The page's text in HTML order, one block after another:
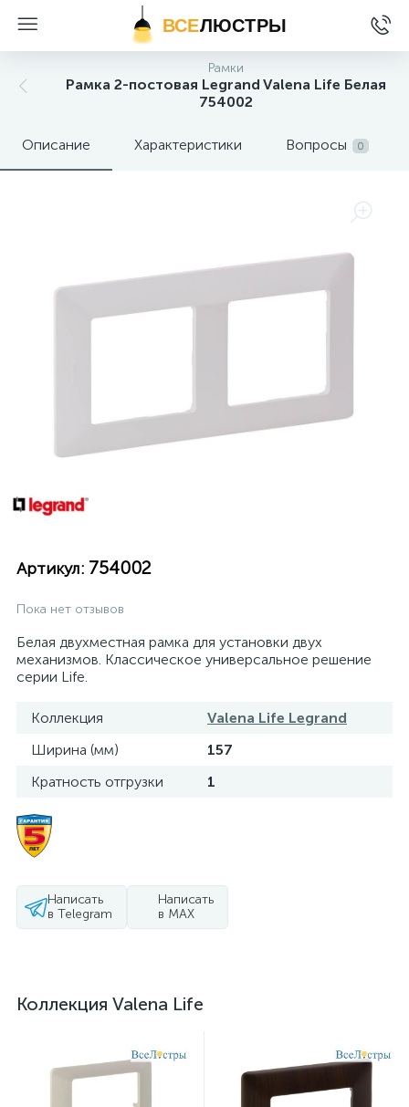
ВСЕЛЮСТРЫ
Рамки
Рамка 2-постовая Legrand Valena Life Белая
754002
Описание Характеристики Вопросы 0
Артикул: 754002
Пока нет отзывов
Белая двухместная рамка для установки двух
механизмов. Классическое универсальное решение
серии Life.
Коллекция
Valena Life Legrand
Ширина (мм)
157
Кратность отгрузки
1
Написать
в Telegram
Написать
в MAX
Коллекция Valena Life